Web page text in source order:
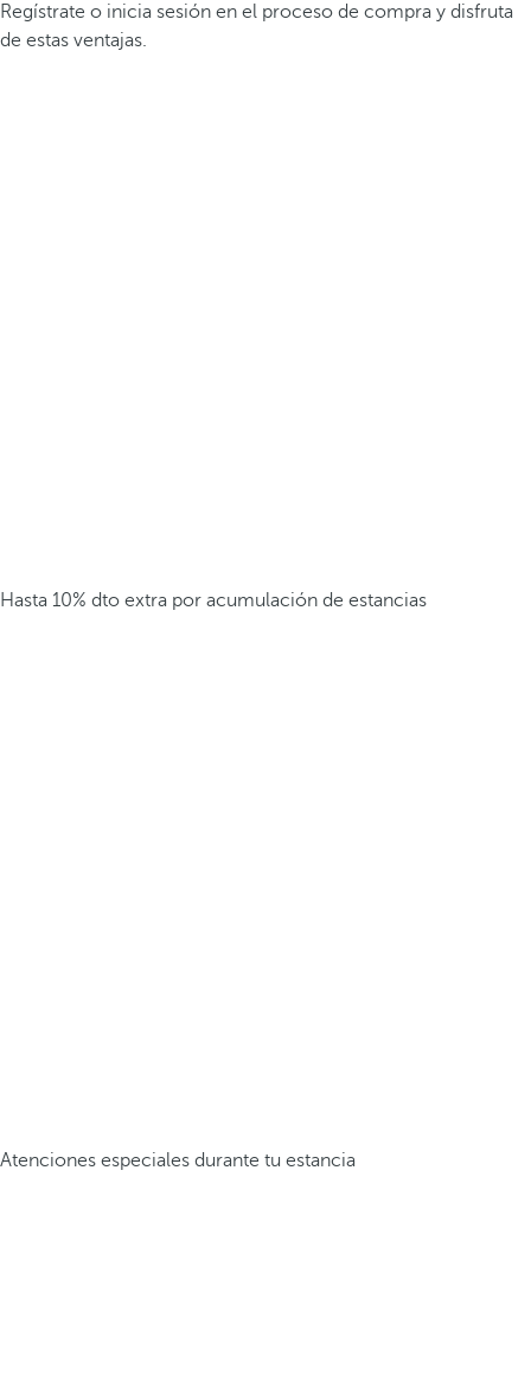
Regístrate o inicia sesión en el proceso de compra y disfruta
de estas ventajas.
Hasta 10% dto extra por acumulación de estancias
Atenciones especiales durante tu estancia